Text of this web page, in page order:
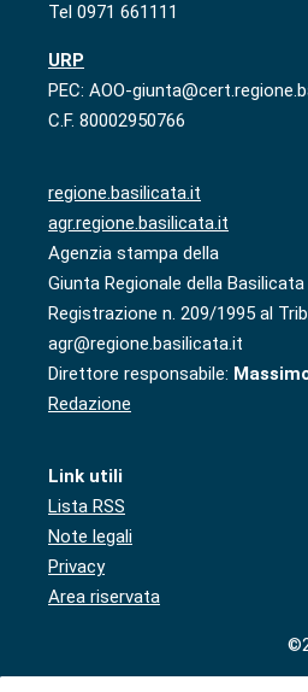
Tel 0971 661111
URP
PEC: AOO-
C.F. 80002950766
regione.basilicata.it
agr.regione.basilicata.it
Agenzia stampa della
Giunta Regionale della Basilicata
Registrazione n. 209/1995 al
agr@regione.basilicata.it
Direttore responsabile:
Redazione
Link utili
Lista RSS
Note legali
Privacy
Area riservata